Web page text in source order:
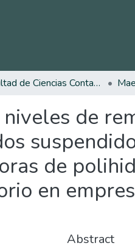
Facultad de Ciencias Contables Económicas y Administrativas
de
de
en
Abstract